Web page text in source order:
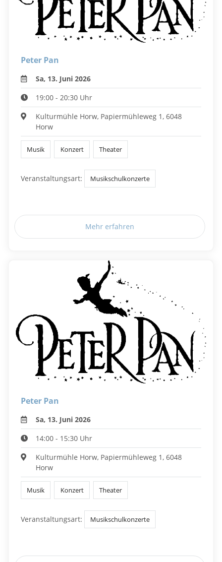
Peter Pan
Sa, 13. Juni 2026
19:00 - 20:30 Uhr
Kulturmühle Horw, Papiermühleweg 1, 6048
Horw
Musik Konzert Theater
Veranstaltungsart: Musikschulkonzerte
Mehr erfahren
Peter Pan
Sa, 13. Juni 2026
14:00 - 15:30 Uhr
Kulturmühle Horw, Papiermühleweg 1, 6048
Horw
Musik Konzert Theater
Veranstaltungsart: Musikschulkonzerte